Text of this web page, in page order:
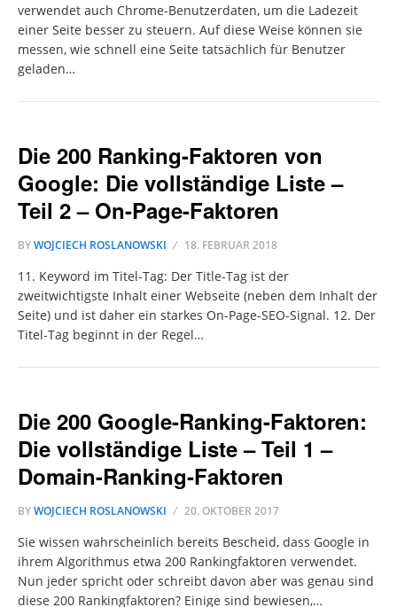
verwendet auch Chrome-Benutzerdaten, um die Ladezeit
einer Seite besser zu steuern. Auf diese Weise können sie
messen, wie schnell eine Seite tatsächlich für Benutzer
geladen…
Die 200 Ranking-Faktoren von
Google: Die vollständige Liste –
Teil 2 – On-Page-Faktoren
BYWOJCIECH ROSLANOWSKI 18. FEBRUAR 2018
11. Keyword im Titel-Tag: Der Title-Tag ist der
zweitwichtigste Inhalt einer Webseite (neben dem Inhalt der
Seite) und ist daher ein starkes On-Page-SEO-Signal. 12. Der
Titel-Tag beginnt in der Regel…
Die 200 Google-Ranking-Faktoren:
Die vollständige Liste – Teil 1 –
Domain-Ranking-Faktoren
BYWOJCIECH ROSLANOWSKI 20. OKTOBER 2017
Sie wissen wahrscheinlich bereits Bescheid, dass Google in
ihrem Algorithmus etwa 200 Rankingfaktoren verwendet.
Nun jeder spricht oder schreibt davon aber was genau sind
diese 200 Rankingfaktoren? Einige sind bewiesen,…